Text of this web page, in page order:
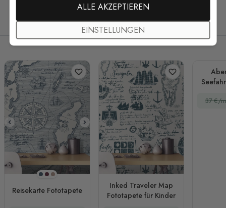
Verwandte Produkte
Marineblau
Rotweinrot
Braun
Reisekarte Fototapete
Inked Traveler Map
Fototapete für Kinder
37 €/
ALLE AKZEPTIEREN
EINSTELLUNGEN